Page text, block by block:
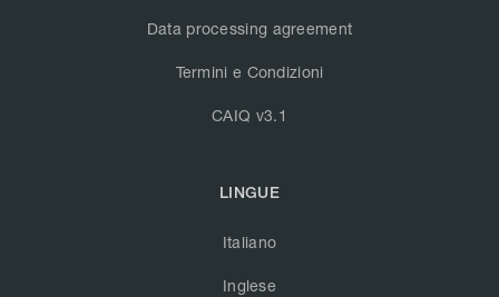
Data processing agreement
Termini e Condizioni
CAIQ v3.1
LINGUE
Italiano
Inglese